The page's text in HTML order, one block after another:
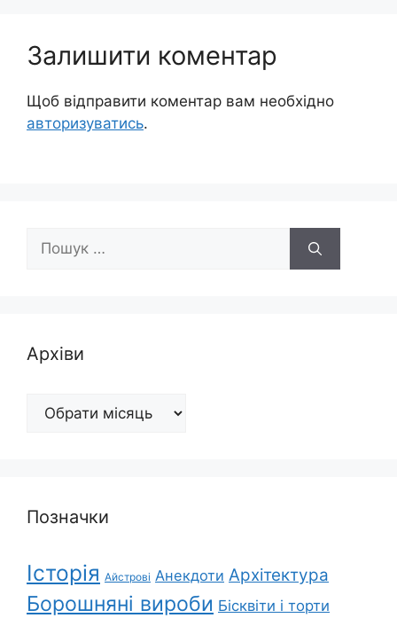
Залишити коментар
Щоб відправити коментар вам необхідно
авторизуватись.
Пошук:
Архіви
Архіви
Позначки
Історія Айстрові Анекдоти Архітектура
Борошняні вироби Бісквіти і торти